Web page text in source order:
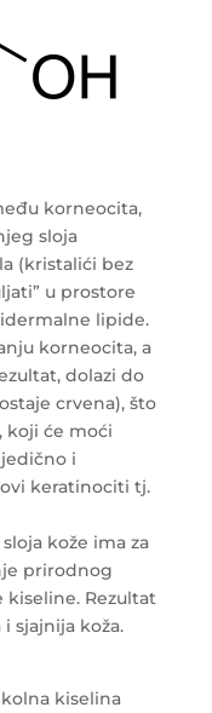
korneocita,
sloja
(kristalići bez
u prostore
lipide.
korneocita, a
dolazi do
crvena), što
koji će moći
i
keratinociti tj.
kože ima za
prirodnog
kiseline. Rezultat
sjajnija koža.
kiselina